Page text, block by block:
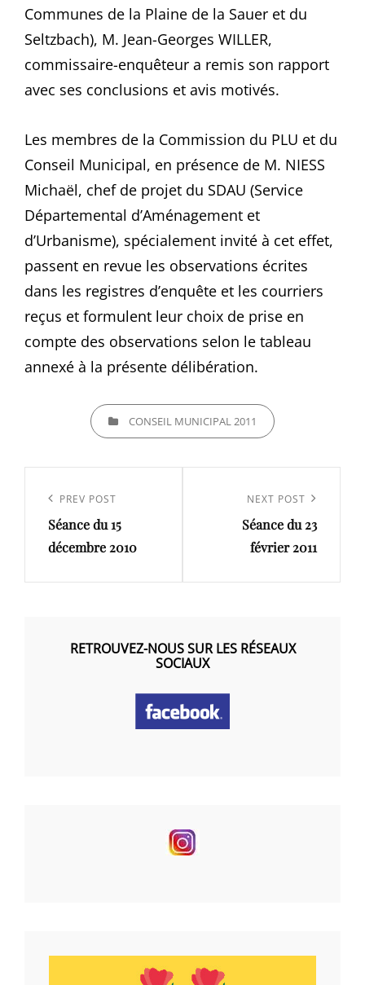
Communes de la Plaine de la Sauer et du
Seltzbach), M. Jean-Georges WILLER,
commissaire-enquêteur a remis son rapport
avec ses conclusions et avis motivés.
Les membres de la Commission du PLU et du
Conseil Municipal, en présence de M. NIESS
Michaël, chef de projet du SDAU (Service
Départemental d’Aménagement et
d’Urbanisme), spécialement invité à cet effet,
passent en revue les observations écrites
dans les registres d’enquête et les courriers
reçus et formulent leur choix de prise en
compte des observations selon le tableau
annexé à la présente délibération.
CATEGORIESCONSEIL MUNICIPAL 2011
l’article
Previous
Post
PREV POST
Séance du 15
décembre 2010
NEXT POST
Séance du 23
février 2011
RETROUVEZ-NOUS SUR LES RÉSEAUX
SOCIAUX